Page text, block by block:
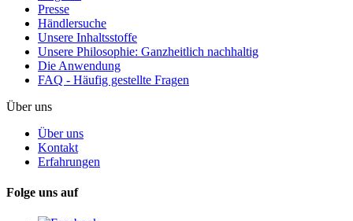
Presse
Händlersuche
Unsere Inhaltsstoffe
Unsere Philosophie: Ganzheitlich nachhaltig
Die Anwendung
FAQ - Häufig gestellte Fragen
Über uns
Über uns
Kontakt
Erfahrungen
Folge uns auf